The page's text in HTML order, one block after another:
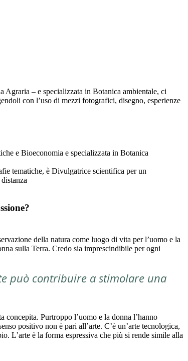
– e specializzata in Botanica ambientale, ci
con l’uso di mezzi fotografici, disegno, esperienze
e Bioeconomia e specializzata in Botanica
tematiche, è Divulgatrice scientifica per un
della natura come luogo di vita per l’uomo e la
sulla Terra. Credo sia imprescindibile per ogni
può contribuire a stimolare una
concepita. Purtroppo l’uomo e la donna l’hanno
positivo non è pari all’arte. C’è un’arte tecnologica,
L’arte è la forma espressiva che più si rende simile alla